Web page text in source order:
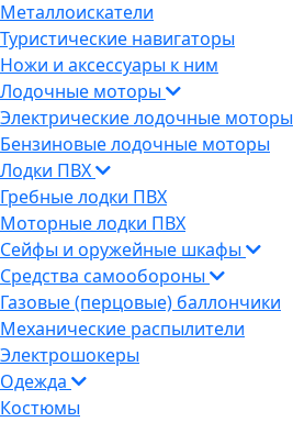
Металлоискатели
Туристические навигаторы
Ножи и аксессуары к ним
Лодочные моторы
Электрические лодочные моторы
Бензиновые лодочные моторы
Лодки ПВХ
Гребные лодки ПВХ
Моторные лодки ПВХ
Сейфы и оружейные шкафы
Средства самообороны
Газовые (перцовые) баллончики
Механические распылители
Электрошокеры
Одежда
Костюмы